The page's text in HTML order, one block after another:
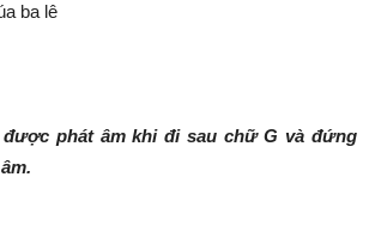
ba lê
phát âm khi đi sau chữ G và đứng